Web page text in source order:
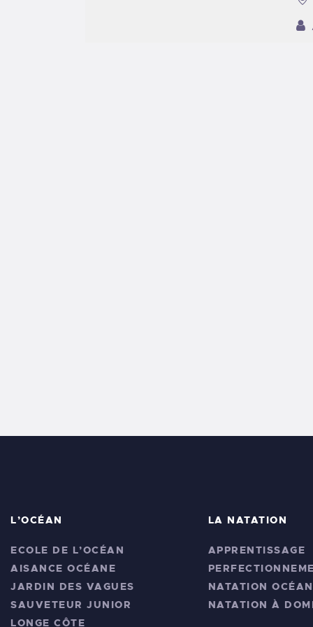
L’OCÉAN
ECOLE DE L’OCÉAN
AISANCE OCÉANE
JARDIN DES VAGUES
SAUVETEUR JUNIOR
LONGE CÔTE
LA NATATION
APPRENTISSAGE
NATATION
NATATION À